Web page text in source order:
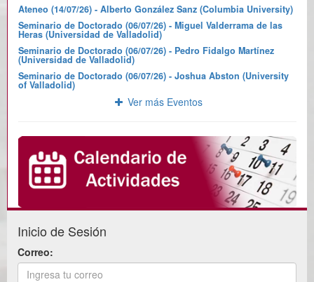
Ateneo (14/07/26) - Alberto González Sanz (Columbia University)
Seminario de Doctorado (06/07/26) - Miguel Valderrama de las
Heras (Universidad de Valladolid)
Seminario de Doctorado (06/07/26) - Pedro Fidalgo Martínez
(Universidad de Valladolid)
Seminario de Doctorado (06/07/26) - Joshua Abston (University
of Valladolid)
Ver más Eventos
Inicio de Sesión
Correo: